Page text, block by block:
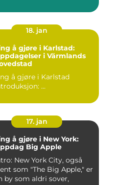
18. jan
å gjøre i Karlstad:
i Värmlands
å gjøre i Karlstad
Introduksjon: ...
17. jan
å gjøre i New York:
Big Apple
New York City, også
som "The Big Apple," er
by som aldri sover,